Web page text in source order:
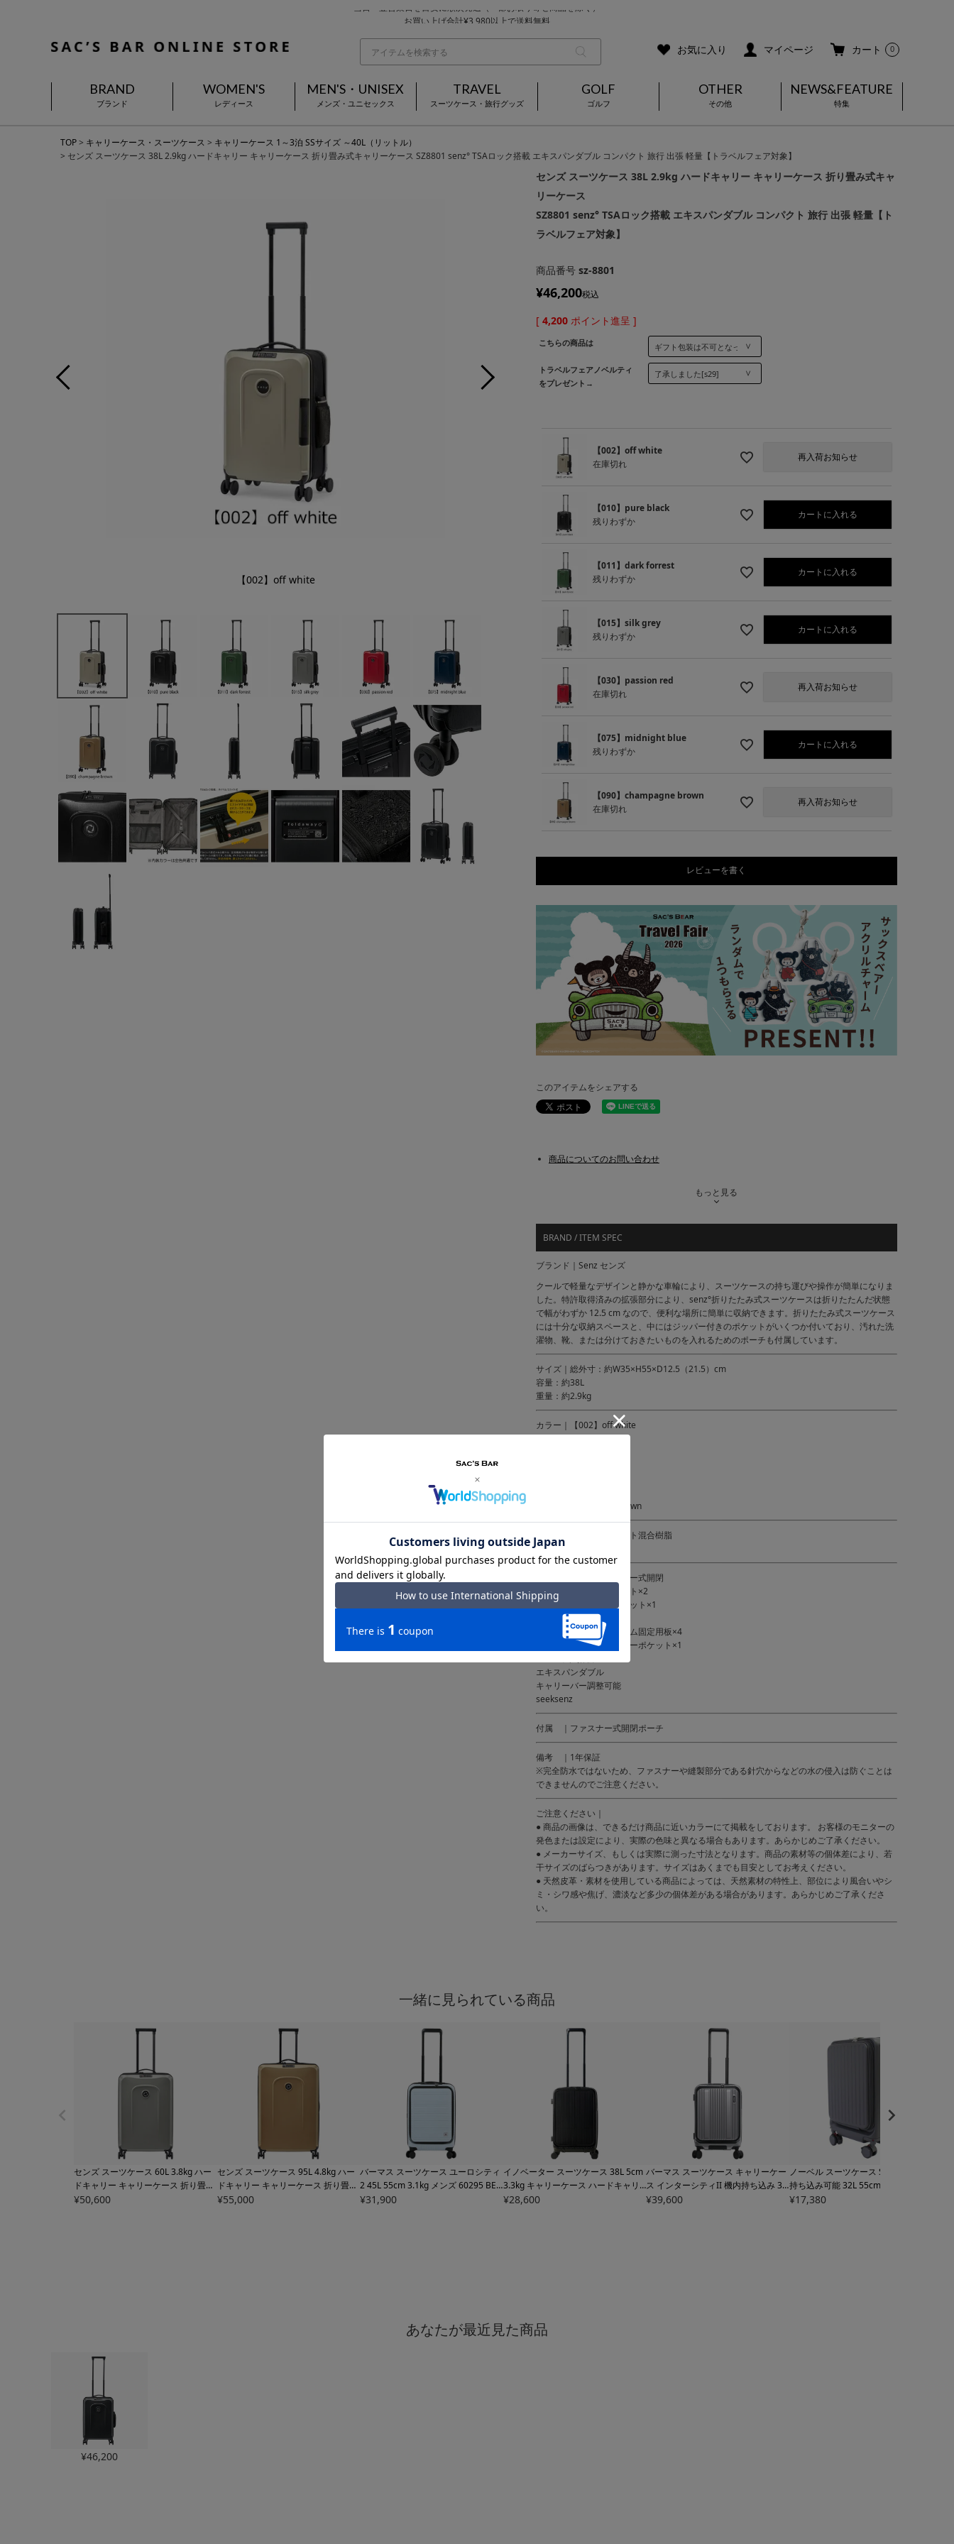
お買い上げ合計¥3,980以上で送料無料
当日～翌営業日を目安に順次発送（一部お取り寄せ商品を除く）
お気に入り マイページ カート 0
BRAND
ブランド
WOMEN'S
レディース
MEN'S・UNISEX
メンズ・ユニセックス
TRAVEL
スーツケース・旅行グッズ
GOLF
ゴルフ
OTHER
その他
NEWS&FEATURE
特集
TOP キャリーケース・スーツケース
キャリーケース 1～3泊 SSサイズ ～40L（リットル）
センズ スーツケース 38L 2.9kg ハードキャリー キャリーケース 折り畳み式キャリーケース SZ8801 senz° TSAロック搭載 エキスパンダブル コンパクト 旅行 出張 軽量【トラベルフェア対象】
【002】off white 【010】pure black
センズ スーツケース 38L 2.9kg ハードキャリー キャリーケース 折り畳み式キャ
リーケース
SZ8801 senz° TSAロック搭載 エキスパンダブル コンパクト 旅行 出張 軽量【ト
ラベルフェア対象】
商品番号 sz-8801
¥46,200税込
[ 4,200 ポイント進呈 ]
こちらの商品は
トラベルフェアノベルティ
をプレゼント→
【002】off white
在庫切れ
再入荷お知らせ
【010】pure black
残りわずか
カートに入れる
【011】dark forrest
残りわずか
カートに入れる
【015】silk grey
残りわずか
カートに入れる
【030】passion red
在庫切れ
再入荷お知らせ
【075】midnight blue
残りわずか
カートに入れる
【090】champagne brown
在庫切れ
再入荷お知らせ
レビューを書く
このアイテムをシェアする
商品についてのお問い合わせ
もっと見る
BRAND / ITEM SPEC
ブランド｜Senz センズ
クールで軽量なデザインと静かな車輪により、スーツケースの持ち運びや操作が簡単になりま
した。特許取得済みの拡張部分により、senz°折りたたみ式スーツケースは折りたたんだ状態
で幅がわずか 12.5 cm なので、便利な場所に簡単に収納できます。折りたたみ式スーツケース
には十分な収納スペースと、中にはジッパー付きのポケットがいくつか付いており、汚れた洗
濯物、靴、または分けておきたいものを入れるためのポーチも付属しています。
サイズ｜総外寸：約W35×H55×D12.5（21.5）cm
容量：約38L
重量：約2.9kg
カラー｜【002】off white
【010】pure black
【090】champagne brown
素材 ｜ポリカーボネイト混合樹脂
裏地：ナイロン
仕様 ｜ダブルファスナー式開閉
内側：ファスナーポケット×2
メッシュファスナーポケット×1
クロスベルト×1
スナップボタン式フレーム固定用板×4
側面：メッシュファスナーポケット×1
エキスパンダブル
キャリーバー調整可能
seeksenz
付属 ｜ファスナー式開閉ポーチ
備考 ｜1年保証
※完全防水ではないため、ファスナーや縫製部分である針穴からなどの水の侵入は防ぐことは
できませんのでご注意ください。
ご注意ください｜
● 商品の画像は、できるだけ商品に近いカラーにて掲載をしております。 お客様のモニターの
発色または設定により、実際の色味と異なる場合もあります。あらかじめご了承ください。
● メーカーサイズ、もしくは実際に測った寸法となります。商品の素材等の個体差により、若
干サイズのばらつきがあります。サイズはあくまでも目安としてお考えください。
● 天然皮革・素材を使用している商品によっては、天然素材の特性上、部位により風合いやシ
ミ・シワ感や焦げ、濃淡など多少の個体差がある場合があります。あらかじめご了承くださ
い。
一緒に見られている商品
センズ スーツケース 60L 3.8kg ハー
ドキャリー キャリーケース 折り畳み
式キャリーケース
¥50,600
センズ スーツケース 95L 4.8kg ハー
ドキャリー キャリーケース 折り畳み
式キャリーケース
¥55,000
バーマス スーツケース ユーロシティ
2 45L 55cm 3.1kg メンズ 60295 BER
MAS INTER EURO CITYⅡ 拡張 エキ
¥31,900
イノベーター スーツケース 38L 5cm
3.3kg キャリーケース ハードキャリ
ーINV5EVA EVA ハイブリッド INNO
¥28,600
バーマス スーツケース キャリーケー
ス インターシティII 機内持ち込み 36
L 55cm 3.5kg 60561
¥39,600
ノーベル スーツケース Sサイズ 機内
持ち込み可能 32L 55cm 3.4kg 99930
Novel キャリーケース キャリーバッ
¥17,380
あなたが最近見た商品
¥46,200